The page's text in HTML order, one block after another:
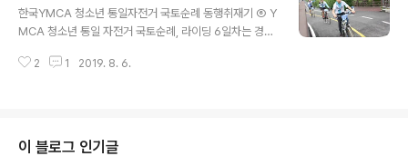
날 아침 참가 청소년들의 표정은 어느 때보다 밝았습니다.
특히 국토순례에 5년 동안 참가하여 그랜드슬램을 달성하
입고 나와 라이딩 준비를 하였는데, "뿌듯함과 쑥스러움"이
한국YMCA 청소년 통일자전거 국토순례 동행취재기 ⑥ Y
MCA 청소년 통일 자전거 국토순례, 라이딩 6일차는 경기
양대학교 북서울캠퍼스까지 76.3km를 실 주행시간 4시
시내 만큼 복잡하지는 않았지만, 양평군 - 남양주시 - 의정
부시 - 동두천시로 이어지는 구간은 도심은 물론이고 도시
2 1 2019. 8. 6.
이 블로그 인기글